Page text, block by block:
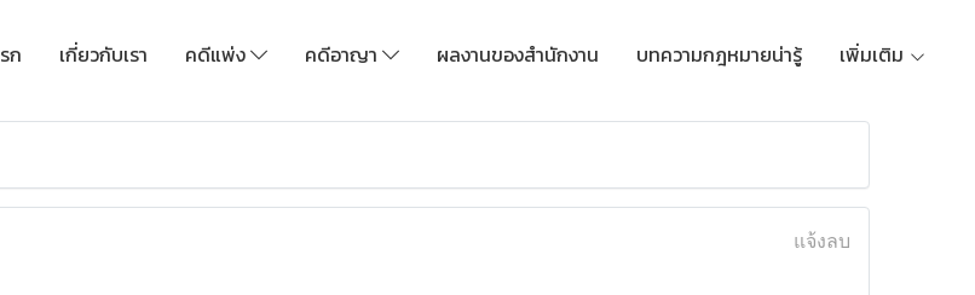
ก เกี่ยวกับเรา คดีแพ่ง คดีอาญา ผลงานของสำนักงาน บทความกฎหมายน่ารู้ เพิ่มเติม
แจ้งลบ